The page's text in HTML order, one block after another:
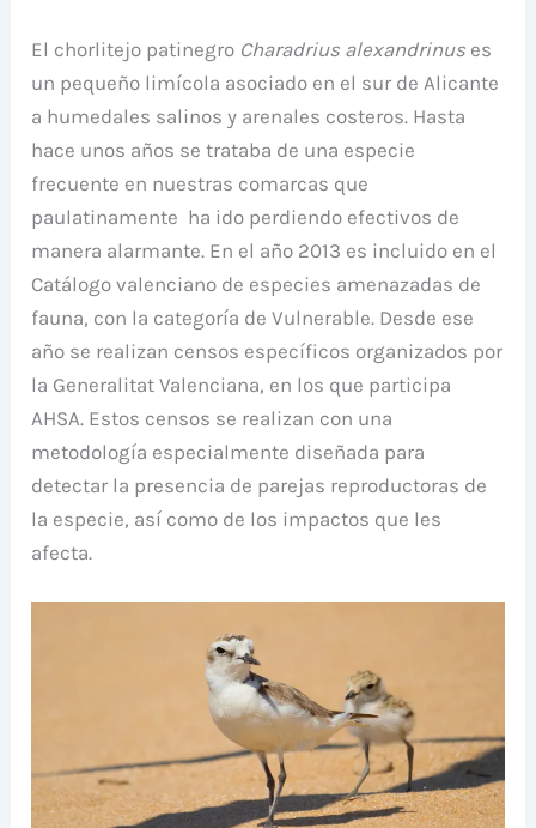
El chorlitejo patinegro Charadrius alexandrinus es
un pequeño limícola asociado en el sur de Alicante
a humedales salinos y arenales costeros. Hasta
hace unos años se trataba de una especie
frecuente en nuestras comarcas que
paulatinamente ha ido perdiendo efectivos de
manera alarmante. En el año 2013 es incluido en el
Catálogo valenciano de especies amenazadas de
fauna, con la categoría de Vulnerable. Desde ese
año se realizan censos específicos organizados por
la Generalitat Valenciana, en los que participa
AHSA. Estos censos se realizan con una
metodología especialmente diseñada para
detectar la presencia de parejas reproductoras de
la especie, así como de los impactos que les
afecta.